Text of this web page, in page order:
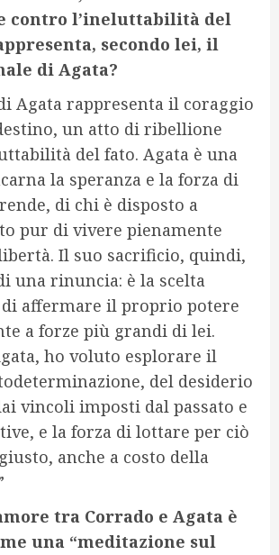
contro l’ineluttabilità del
secondo lei, il
di Agata?
Agata rappresenta il coraggio
un atto di ribellione
del fato. Agata è una
la speranza e la forza di
di chi è disposto a
pur di vivere pienamente
Il suo sacrificio, quindi,
una rinuncia: è la scelta
di affermare il proprio potere
a forze più grandi di lei.
ho voluto esplorare il
del desiderio
vincoli imposti dal passato e
e la forza di lottare per ciò
anche a costo della
tra Corrado e Agata è
una “meditazione sul